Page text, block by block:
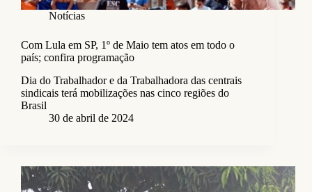
Notícias
Com Lula em SP, 1º de Maio tem atos em todo o
país; confira programação
Dia do Trabalhador e da Trabalhadora das centrais
sindicais terá mobilizações nas cinco regiões do
Brasil
30 de abril de 2024